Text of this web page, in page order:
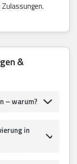
&
– warum?
in